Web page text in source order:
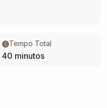
Tempo Total
40 minutos